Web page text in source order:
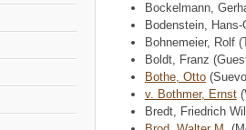
Bockelmann,
Bodenstein, Hans-
Bohnemeier, Rolf
Boldt, Franz
Bothe, Otto
v. Bothmer, Ernst
Bredt, Friedrich